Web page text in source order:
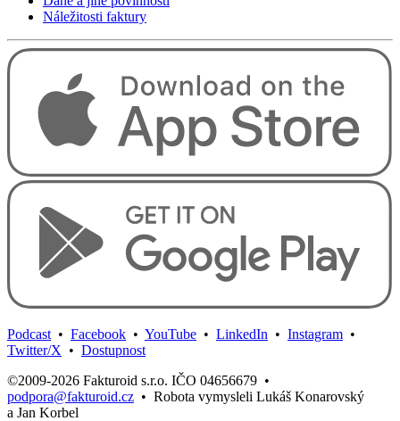
Náležitosti faktury
Podcast • Facebook • YouTube • LinkedIn • Instagram •
Twitter/X • Dostupnost
©2009-2026 Fakturoid s.r.o. IČO 04656679 •
podpora@fakturoid.cz • Robota vymysleli Lukáš Konarovský
a Jan Korbel